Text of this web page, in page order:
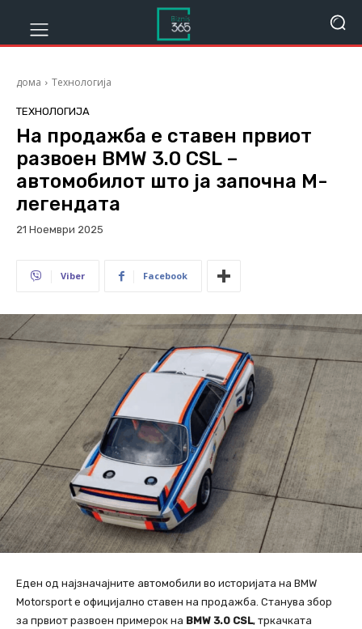
дома Технологија
ТЕХНОЛОГИЈА
На продажба е ставен првиот
развоен BMW 3.0 CSL –
автомобилот што ја започна М-
легендата
21 Ноември 2025
Viber Facebook
Еден од најзначајните автомобили во историјата на BMW
Motorsport е официјално ставен на продажба. Станува збор
за првиот развоен примерок на BMW 3.0 CSL, тркачката